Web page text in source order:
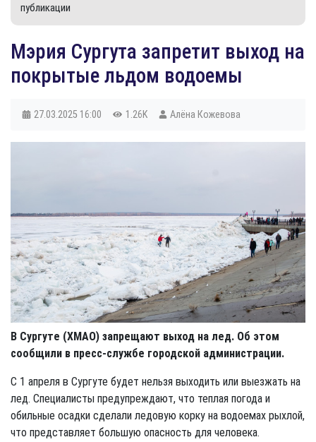
публикации
Мэрия Сургута запретит выход на
покрытые льдом водоемы
27.03.2025 16:00 1.26K Алёна Кожевова
В Сургуте (ХМАО) запрещают выход на лед. Об этом
сообщили в пресс-службе городской администрации.
С 1 апреля в Сургуте будет нельзя выходить или выезжать на
лед. Специалисты предупреждают, что теплая погода и
обильные осадки сделали ледовую корку на водоемах рыхлой,
что представляет большую опасность для человека.